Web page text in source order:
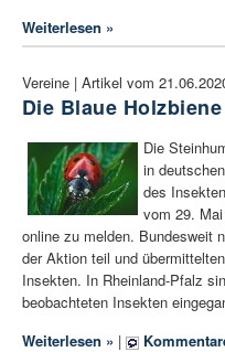
Weiterlesen »
Vereine | Artikel vom
Die Blaue
Die
in
des
vom 29.
online zu melden. Bundesweit
der Aktion teil und
Insekten. In Rheinland-Pfalz
beobachteten Insekten
Weiterlesen » |